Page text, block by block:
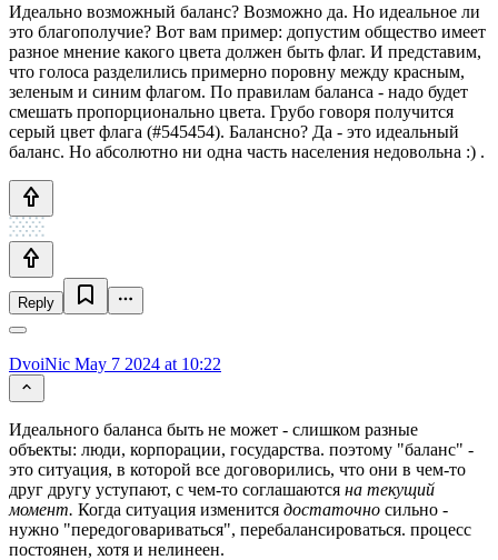
Идеально возможный баланс? Возможно да. Но идеальное ли
это благополучие? Вот вам пример: допустим общество имеет
разное мнение какого цвета должен быть флаг. И представим,
что голоса разделились примерно поровну между красным,
зеленым и синим флагом. По правилам баланса - надо будет
смешать пропорционально цвета. Грубо говоря получится
серый цвет флага (#545454). Балансно? Да - это идеальный
баланс. Но абсолютно ни одна часть населения недовольна :) .
Reply
DvoiNic May 7 2024 at 10:22
Идеального баланса быть не может - слишком разные
объекты: люди, корпорации, государства. поэтому "баланс" -
это ситуация, в которой все договорились, что они в чем-то
друг другу уступают, с чем-то соглашаются на текущий
момент. Когда ситуация изменится достаточно сильно -
нужно "передоговариваться", перебалансироваться. процесс
постоянен, хотя и нелинеен.